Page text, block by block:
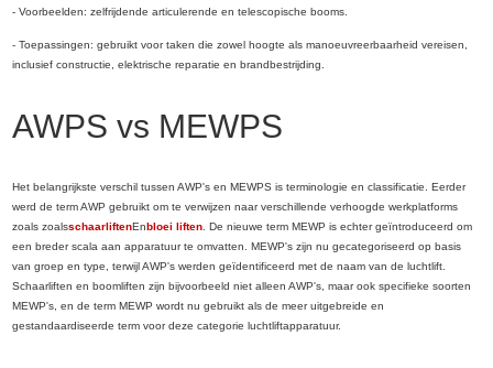
- Voorbeelden: zelfrijdende articulerende en telescopische booms.
- Toepassingen: gebruikt voor taken die zowel hoogte als manoeuvreerbaarheid vereisen,
inclusief constructie, elektrische reparatie en brandbestrijding.
AWPS vs MEWPS
Het belangrijkste verschil tussen AWP's en MEWPS is terminologie en classificatie. Eerder
werd de term AWP gebruikt om te verwijzen naar verschillende verhoogde werkplatforms
zoals zoalsschaarliftenEn bloei liften. De nieuwe term MEWP is echter geïntroduceerd om
een ​​breder scala aan apparatuur te omvatten. MEWP's zijn nu gecategoriseerd op basis
van groep en type, terwijl AWP's werden geïdentificeerd met de naam van de luchtlift.
Schaarliften en boomliften zijn bijvoorbeeld niet alleen AWP's, maar ook specifieke soorten
MEWP's, en de term MEWP wordt nu gebruikt als de meer uitgebreide en
gestandaardiseerde term voor deze categorie luchtliftapparatuur.